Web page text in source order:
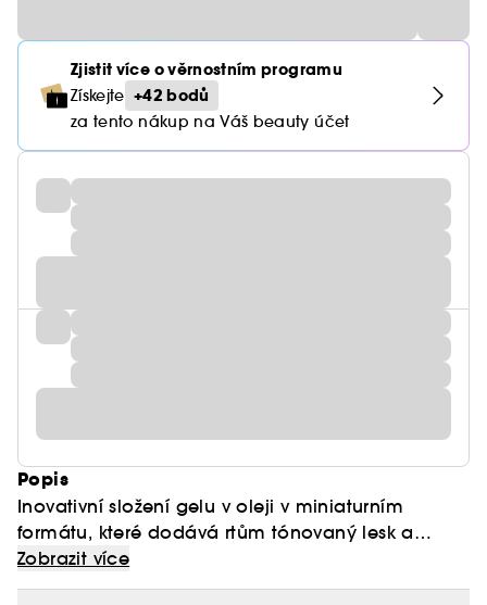
Zjistit více o věrnostním programu
Získejte +42 bodů
za tento nákup na Váš beauty účet
Popis
Inovativní složení gelu v oleji v miniaturním
formátu, které dodává rtům tónovaný lesk a
zanechává je příjemné – nikdy nelepivé – po celý
den.
Zobrazit více